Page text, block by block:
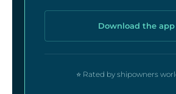
Download the app
⭐ Rated by shipowners